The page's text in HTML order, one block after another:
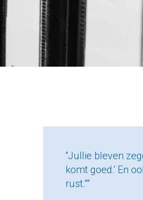
“Jullie bleven
komt goed.' En
rust."”